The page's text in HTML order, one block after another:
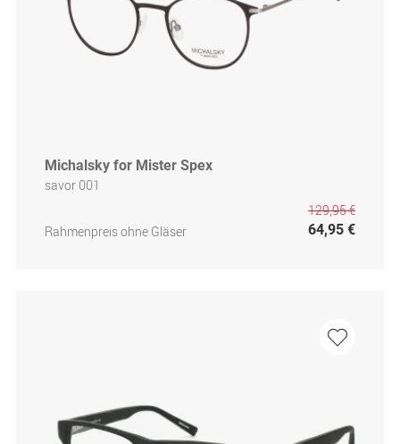
Michalsky for Mister Spex
savor 001
Rahmenpreis ohne Gläser
129,95 €
64,95 €